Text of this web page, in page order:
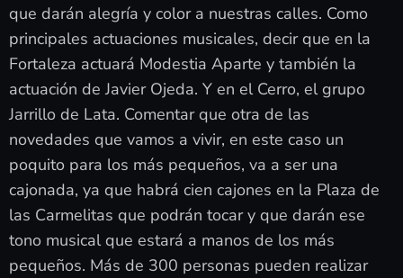
que darán alegría y color a nuestras calles. Como
principales actuaciones musicales, decir que en la
Fortaleza actuará Modestia Aparte y también la
actuación de Javier Ojeda. Y en el Cerro, el grupo
Jarrillo de Lata. Comentar que otra de las
novedades que vamos a vivir, en este caso un
poquito para los más pequeños, va a ser una
cajonada, ya que habrá cien cajones en la Plaza de
las Carmelitas que podrán tocar y que darán ese
tono musical que estará a manos de los más
pequeños. Más de 300 personas pueden realizar